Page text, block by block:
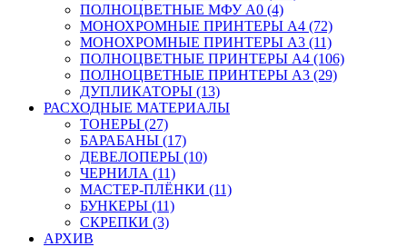
ПОЛНОЦВЕТНЫЕ МФУ А0 (4)
МОНОХРОМНЫЕ ПРИНТЕРЫ А4 (72)
МОНОХРОМНЫЕ ПРИНТЕРЫ А3 (11)
ПОЛНОЦВЕТНЫЕ ПРИНТЕРЫ А4 (106)
ПОЛНОЦВЕТНЫЕ ПРИНТЕРЫ А3 (29)
ДУПЛИКАТОРЫ (13)
РАСХОДНЫЕ МАТЕРИАЛЫ
ТОНЕРЫ (27)
БАРАБАНЫ (17)
ДЕВЕЛОПЕРЫ (10)
ЧЕРНИЛА (11)
МАСТЕР-ПЛЁНКИ (11)
БУНКЕРЫ (11)
СКРЕПКИ (3)
АРХИВ